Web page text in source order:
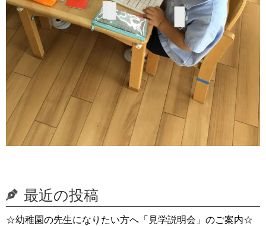
最近の投稿
☆幼稚園の先生になりたい方へ「見学説明会」のご案内☆